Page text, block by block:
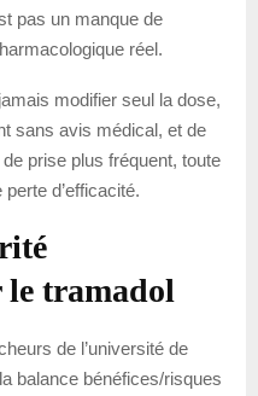
pas un manque de
réel.
modifier seul la dose,
sans avis médical, et de
prise plus fréquent, toute
d’efficacité.
tramadol
de l’université de
balance bénéfices/risques